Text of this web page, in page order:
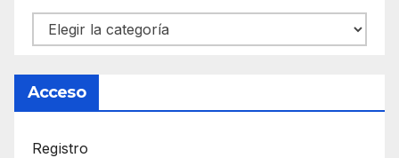
Categorías
Acceso
Registro